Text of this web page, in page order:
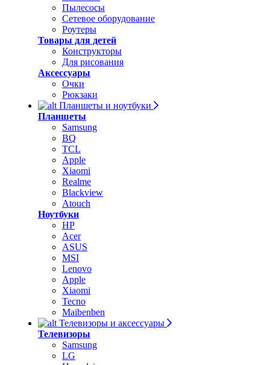
Пылесосы
Сетевое оборудование
Роутеры
Товары для детей
Конструкторы
Для рисования
Аксессуары
Очки
Рюкзаки
Планшеты и ноутбуки
Планшеты
Samsung
BQ
TCL
Apple
Xiaomi
Realme
Blackview
Atouch
Ноутбуки
HP
Acer
ASUS
MSI
Lenovo
Apple
Xiaomi
Tecno
Maibenben
Телевизоры и аксессуары
Телевизоры
Samsung
LG